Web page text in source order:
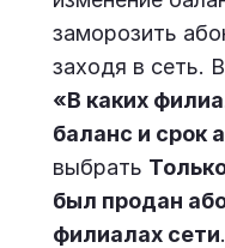
заморозить
заходя в сеть.
«В каких
баланс и срок
выбрать
был продан
филиалах сети.